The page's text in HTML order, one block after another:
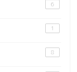
6
1
8